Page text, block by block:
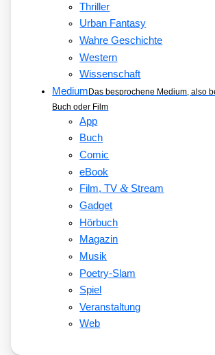
Thriller
Urban Fantasy
Wahre Geschichte
Western
Wissenschaft
MediumDas besprochene Medium, also
Buch oder Film
App
Buch
Comic
eBook
Film, TV&Stream
Gadget
Hörbuch
Magazin
Musik
Poetry-Slam
Spiel
Veranstaltung
Web